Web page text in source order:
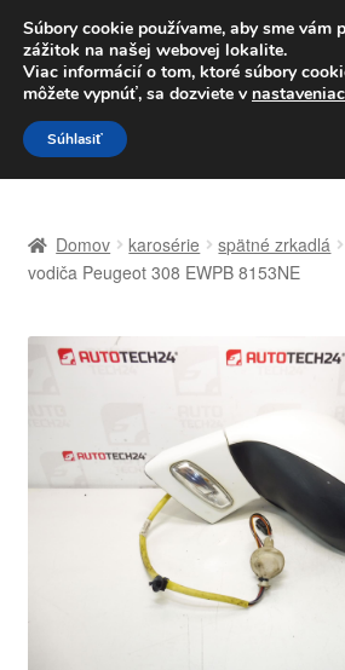
DOPRAVA od 6 EUR
Po–Pi 09:00–16:00 233 221
Preskočiť
na
navigáciu
Preskočiť
na
obsah
Celosvetová preprava
Košík
Domov karosérie spätné zrkadlá
vodiča Peugeot 308 EWPB 8153NE
Súbory cookie používame, aby sme
zážitok na našej webovej lokalite.
Viac informácií o tom, ktoré súbory
môžete vypnúť, sa dozviete v
Súhlasiť